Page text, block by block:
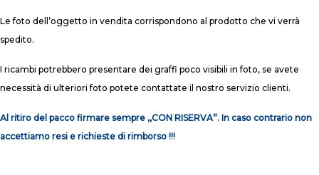
Le foto dell’oggetto in vendita corrispondono al prodotto che vi verrà
spedito.
I ricambi potrebbero presentare dei graffi poco visibili in foto, se avete
necessità di ulteriori foto potete contattate il nostro servizio clienti.
Al ritiro del pacco firmare sempre ,,CON RISERVA”. In caso contrario non
accettiamo resi e richieste di rimborso !!!